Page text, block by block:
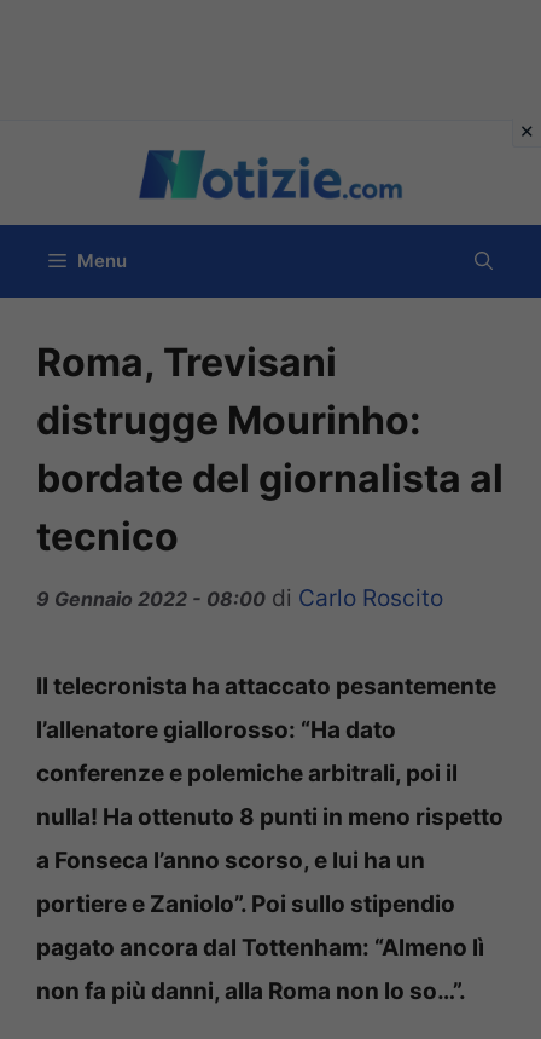
contenuto
Menu
Roma, Trevisani
distrugge Mourinho:
bordate del giornalista al
tecnico
9 Gennaio 2022 - 08:00 di Carlo Roscito
Il telecronista ha attaccato pesantemente
l’allenatore giallorosso: “Ha dato
conferenze e polemiche arbitrali, poi il
nulla! Ha ottenuto 8 punti in meno rispetto
a Fonseca l’anno scorso, e lui ha un
portiere e Zaniolo”. Poi sullo stipendio
pagato ancora dal Tottenham: “Almeno lì
non fa più danni, alla Roma non lo so…”.